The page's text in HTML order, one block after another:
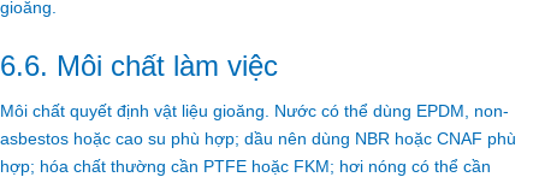
gioăng.
6.6. Môi chất làm việc
Môi chất quyết định vật liệu gioăng. Nước có thể dùng EPDM, non-
asbestos hoặc cao su phù hợp; dầu nên dùng NBR hoặc CNAF phù
hợp; hóa chất thường cần PTFE hoặc FKM; hơi nóng có thể cần